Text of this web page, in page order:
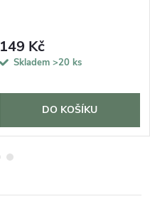
149 Kč
Skladem >20 ks
DO KOŠÍKU